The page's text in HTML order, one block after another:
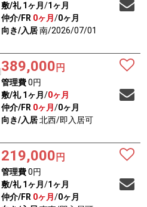
敷/礼 1ヶ月 /1ヶ月
仲介/FR 0ヶ月 /0ヶ月
向き/入居南/2026/07/01
389,000 円
管理費0円
敷/礼 1ヶ月 /0ヶ月
仲介/FR 0ヶ月 /0ヶ月
向き/入居北西/即入居可
219,000 円
管理費0円
敷/礼 1ヶ月 /1ヶ月
仲介/FR 0ヶ月 /0ヶ月